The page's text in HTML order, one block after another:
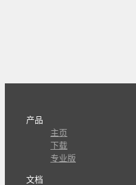
产品
主页
下载
专业版
文档